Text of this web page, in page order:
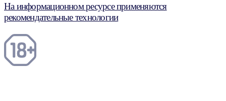
На информационном ресурсе применяются
рекомендательные технологии